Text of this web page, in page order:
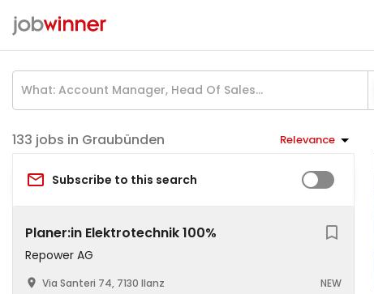
jobs in Graubünden Relevance
Subscribe to this search
Planer:in Elektrotechnik 100%
Repower AG
Via Santeri 74, 7130 Ilanz NEW